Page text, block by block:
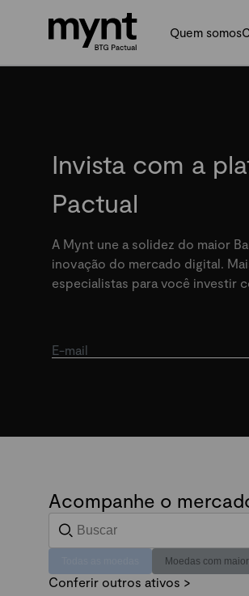
Quem somos
Invista com a
Pactual
A Mynt une a solidez do maior
inovação do mercado digital.
especialistas para você investir
E-mail
Acompanhe o
Moedas com
Conferir outros ativos >